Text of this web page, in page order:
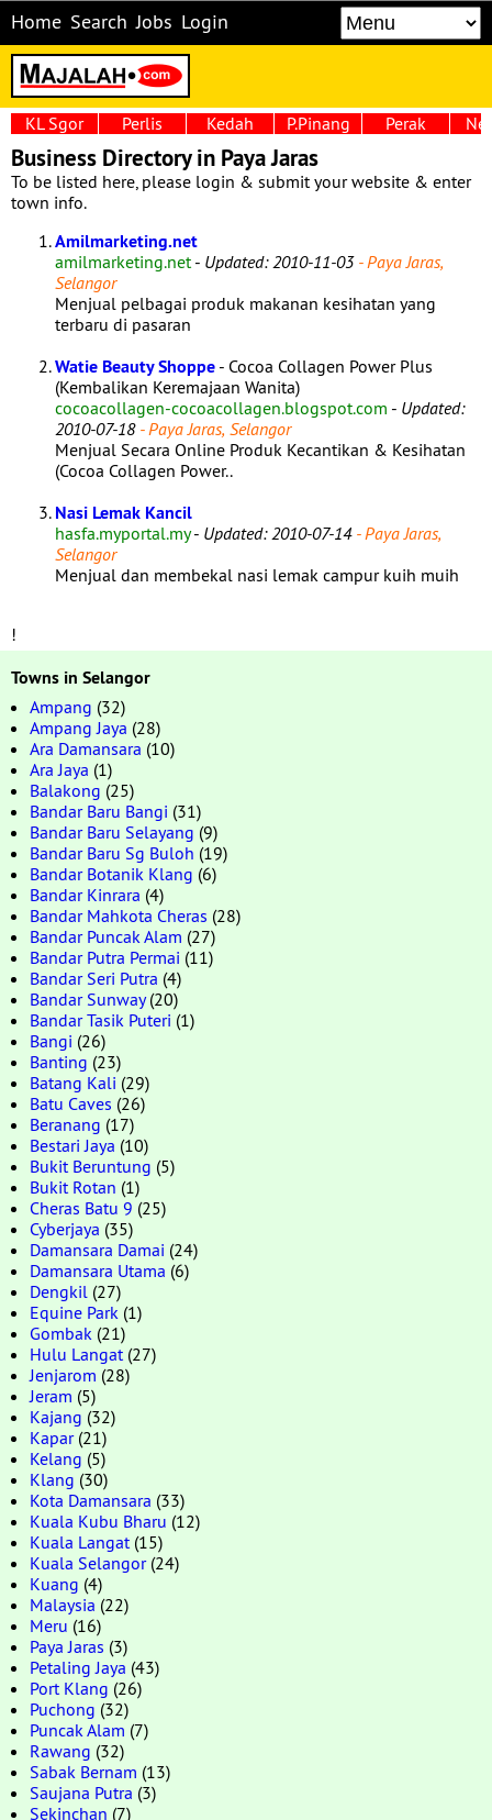
Home Search Jobs Login
KL Sgor Perlis Kedah P.Pinang Perak
Business Directory in Paya Jaras
To be listed here, please login & submit your website & enter
town info.
Amilmarketing.net
amilmarketing.net- Updated: 2010-11-03- Paya Jaras,
Selangor
Menjual pelbagai produk makanan kesihatan yang
terbaru di pasaran
Watie Beauty Shoppe - Cocoa Collagen Power Plus
(Kembalikan Keremajaan Wanita)
cocoacollagen-cocoacollagen.blogspot.com - Updated:
2010-07-18- Paya Jaras, Selangor
Menjual Secara Online Produk Kecantikan & Kesihatan
(Cocoa Collagen Power..
Nasi Lemak Kancil
hasfa.myportal.my- Updated: 2010-07-14- Paya Jaras,
Selangor
Menjual dan membekal nasi lemak campur kuih muih
!
Towns in Selangor
Ampang (32)
Ampang Jaya (28)
Ara Damansara (10)
Ara Jaya (1)
Balakong (25)
Bandar Baru Bangi (31)
Bandar Baru Selayang (9)
Bandar Baru Sg Buloh (19)
Bandar Botanik Klang (6)
Bandar Kinrara (4)
Bandar Mahkota Cheras (28)
Bandar Puncak Alam (27)
Bandar Putra Permai (11)
Bandar Seri Putra (4)
Bandar Sunway(20)
Bandar Tasik Puteri (1)
Bangi (26)
Banting (23)
Batang Kali (29)
Batu Caves (26)
Beranang (17)
Bestari Jaya (10)
Bukit Beruntung (5)
Bukit Rotan (1)
Cheras Batu 9 (25)
Cyberjaya (35)
Damansara Damai (24)
Damansara Utama (6)
Dengkil (27)
Equine Park (1)
Gombak (21)
Hulu Langat(27)
Jenjarom (28)
Jeram (5)
Kajang (32)
Kapar(21)
Kelang (5)
Klang (30)
Kota Damansara (33)
Kuala Kubu Bharu (12)
Kuala Langat(15)
Kuala Selangor(24)
Kuang (4)
Malaysia (22)
Meru (16)
Paya Jaras (3)
Petaling Jaya (43)
Port Klang (26)
Puchong (32)
Puncak Alam (7)
Rawang (32)
Sabak Bernam (13)
Saujana Putra (3)
Sekinchan (7)